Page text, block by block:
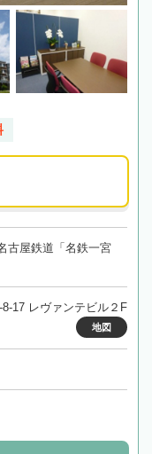
古屋鉄道「名鉄一宮
17 レヴァンテビル２F
地図